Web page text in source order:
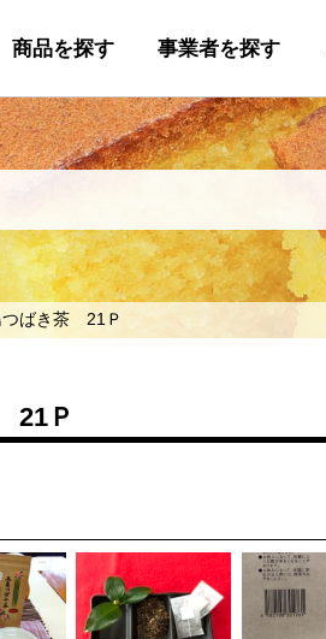
商品を探す 事業者を探す
つばき茶 21Ｐ
21Ｐ